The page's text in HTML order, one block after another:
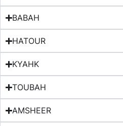
BABAH
HATOUR
KYAHK
TOUBAH
AMSHEER